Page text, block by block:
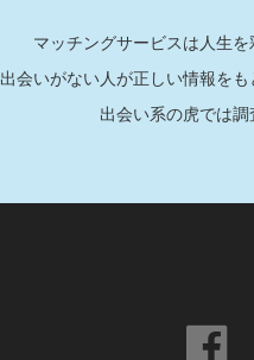
マッチングサービスは人生を
出会いがない人が正しい情報を
出会い系の虎では調